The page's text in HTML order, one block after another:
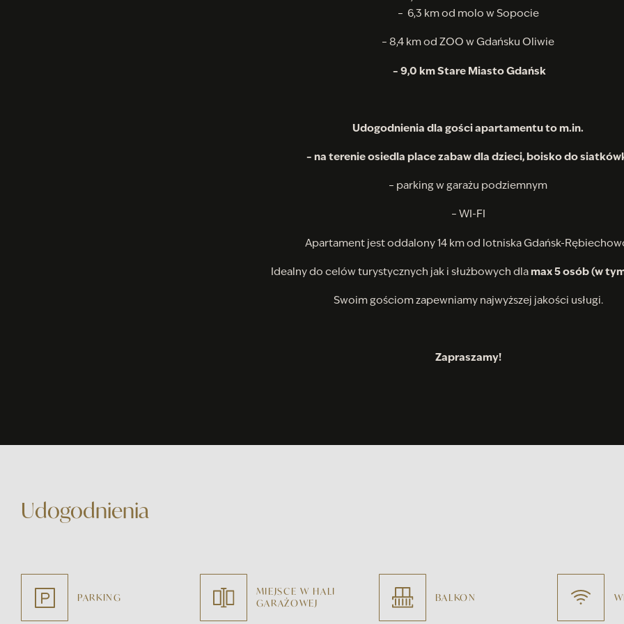
– 6,3 km od molo w Sopocie
– 8,4 km od ZOO w Gdańsku Oliwie
– 9,0 km Stare Miasto Gdańsk
Udogodnienia dla gości apartamentu to m.in.
– na terenie osiedla place zabaw dla dzieci, boisko do
– parking w garażu podziemnym
– WI-FI
Apartament jest oddalony 14 km od lotniska Gdańsk-
Idealny do celów turystycznych jak i służbowych dla max 5 osób (w
Swoim gościom zapewniamy najwyższej jakości usługi.
Zapraszamy!
Udogodnienia
PARKING
MIEJSCE W HALI
GARAŻOWEJ
BALKON